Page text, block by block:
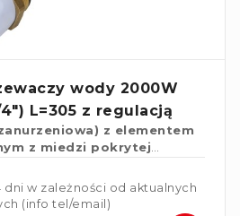
wody 2000W
4") L=305 z regulacją
z elementem
z miedzi pokrytej
ogrzewaczy wody.
dni w zależności od aktualnych
(info tel/email)